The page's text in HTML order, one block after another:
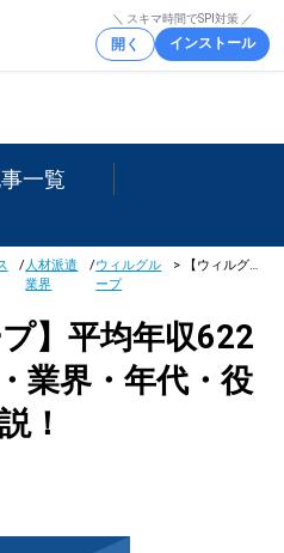
＼ スキマ時間でSPI対策 ／
開く インストール
一覧
/人材派遣
業界
/ウィルグル
ープ
> 【ウィルグループ】平均年収622万円｜年収推移・業界・年代・役職別など徹底解説！
】平均年収622
業界・年代・役
！